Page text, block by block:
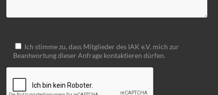
Ich stimme zu, dass Mitglieder des IAK e.V. mich zur
Beantwortung dieser Anfrage kontaktieren dürfen.